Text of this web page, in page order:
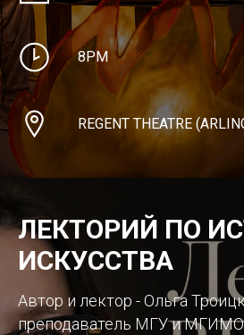
8PM
REGENT THEATRE
ЛЕКТОРИЙ ПО
ИСКУССТВА
Автор и лектор - Ольга
преподаватель МГУ и